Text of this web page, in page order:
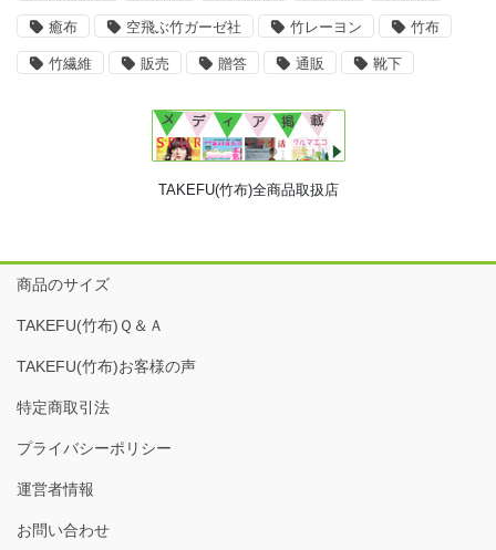
癒布 空飛ぶ竹ガーゼ社 竹レーヨン 竹布
竹繊維 販売 贈答 通販 靴下
TAKEFU(竹布)全商品取扱店
商品のサイズ
TAKEFU(竹布)Ｑ＆Ａ
TAKEFU(竹布)お客様の声
特定商取引法
プライバシーポリシー
運営者情報
お問い合わせ